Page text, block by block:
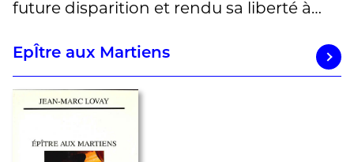
future disparition et rendu sa liberté à…
EpÎtre aux Martiens